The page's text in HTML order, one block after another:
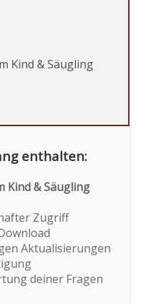
Online Kurs | Erste Hilfe am Kind & Säugling
enthalten:
Kind & Säugling
Zugriff
Aktualisierungen
deiner Fragen